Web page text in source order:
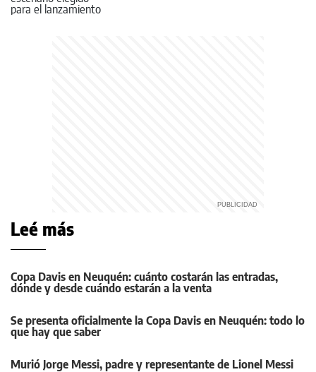
Leé más
Copa Davis en Neuquén: cuánto costarán las entradas,
dónde y desde cuándo estarán a la venta
Se presenta oficialmente la Copa Davis en Neuquén: todo lo
que hay que saber
Murió Jorge Messi, padre y representante de Lionel Messi